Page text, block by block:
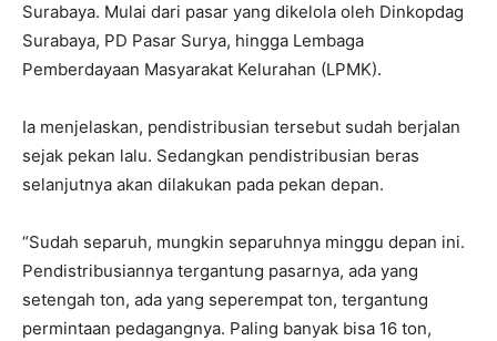
Surabaya. Mulai dari pasar yang dikelola oleh Dinkopdag
Surabaya, PD Pasar Surya, hingga Lembaga
Pemberdayaan Masyarakat Kelurahan (LPMK).
Ia menjelaskan, pendistribusian tersebut sudah berjalan
sejak pekan lalu. Sedangkan pendistribusian beras
selanjutnya akan dilakukan pada pekan depan.
“Sudah separuh, mungkin separuhnya minggu depan ini.
Pendistribusiannya tergantung pasarnya, ada yang
setengah ton, ada yang seperempat ton, tergantung
permintaan pedagangnya. Paling banyak bisa 16 ton,